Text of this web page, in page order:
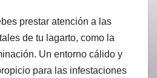
prestar atención a las
de tu lagarto, como la
Un entorno cálido y
para las infestaciones